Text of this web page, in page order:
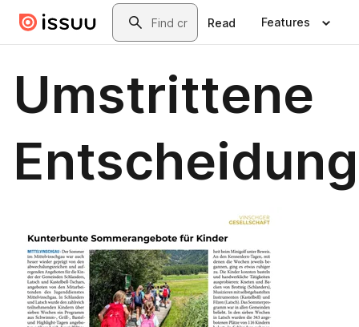
Skip to main contentSearch
Read Features
Umstrittene
Entscheidung